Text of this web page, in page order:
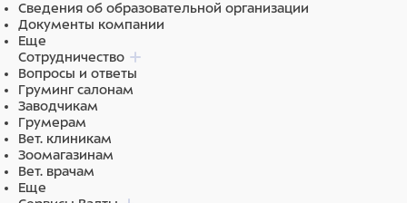
Функциональные добавки — Омега-6 и Омега-3,
глюкозамин, хондроитин. Жирные кислоты помогают
поддерживать здоровье кожи и шерсти, играют
важную роль в поддержании здоровья сердечно-
сосудистой системы, обладают
противовоспалительными свойствами. Глюкозамин и
хондроитин способствуют здоровью суставов,
восстанавливают хрящевую ткань.
Бурые водоросли ASCOPHYLLUM NODOSUM
уменьшают зубной налет, неприятный запах,
Сведения об образовательной организации
Документы компании
Еще
Сотрудничество
Вопросы и ответы
Груминг салонам
Заводчикам
Грумерам
Вет. клиникам
Зоомагазинам
Вет. врачам
Еще